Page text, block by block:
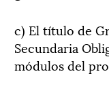
c) El título de
Secundaria
módulos del